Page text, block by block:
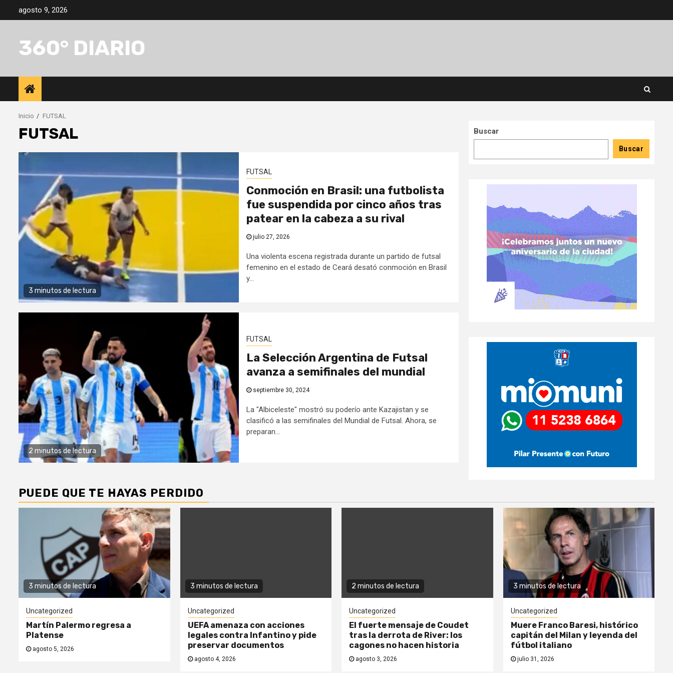
agosto 9, 2026
360° DIARIO
Inicio FUTSAL
FUTSAL
3 minutos de lectura
FUTSAL
Conmoción en Brasil: una futbolista
fue suspendida por cinco años tras
patear en la cabeza a su rival
julio 27, 2026
Una violenta escena registrada durante un partido de futsal
femenino en el estado de Ceará desató conmoción en Brasil
y...
2 minutos de lectura
FUTSAL
La Selección Argentina de Futsal
avanza a semifinales del mundial
septiembre 30, 2024
La "Albiceleste" mostró su poderío ante Kazajistan y se
clasificó a las semifinales del Mundial de Futsal. Ahora, se
preparan...
Buscar
Buscar
PUEDE QUE TE HAYAS PERDIDO
3 minutos de lectura
Uncategorized
Martín Palermo regresa a
Platense
agosto 5, 2026
3 minutos de lectura
Uncategorized
UEFA amenaza con acciones
legales contra Infantino y pide
preservar documentos
agosto 4, 2026
2 minutos de lectura
Uncategorized
El fuerte mensaje de Coudet
tras la derrota de River: los
cagones no hacen historia
agosto 3, 2026
3 minutos de lectura
Uncategorized
Muere Franco Baresi, histórico
capitán del Milan y leyenda del
fútbol italiano
julio 31, 2026